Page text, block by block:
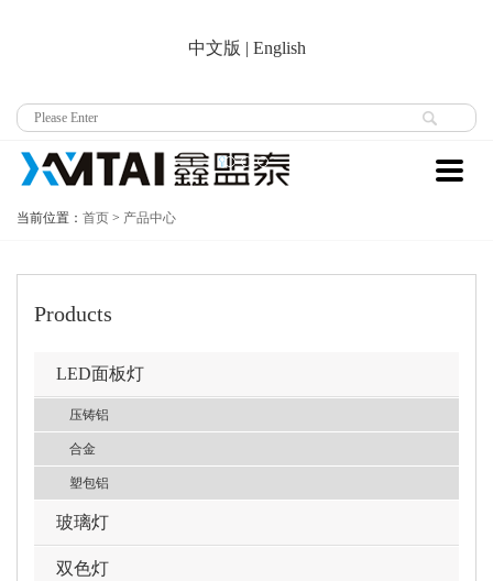
中文版 | English
当前位置： 首页 > 产品中心
Products
LED面板灯
压铸铝
合金
塑包铝
玻璃灯
双色灯